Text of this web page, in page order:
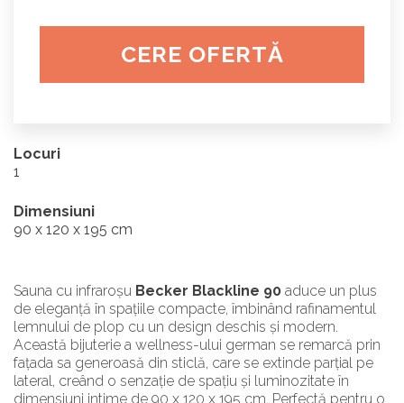
CERE OFERTĂ
Locuri
1
Dimensiuni
90 x 120 x 195 cm
Sauna cu infraroșu Becker Blackline 90 aduce un plus
de eleganță în spațiile compacte, îmbinând rafinamentul
lemnului de plop cu un design deschis și modern.
Această bijuterie a wellness-ului german se remarcă prin
fațada sa generoasă din sticlă, care se extinde parțial pe
lateral, creând o senzație de spațiu și luminozitate în
dimensiuni intime de 90 x 120 x 195 cm. Perfectă pentru o